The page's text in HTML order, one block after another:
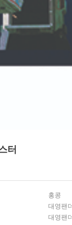
터
홍콩
대영팬
대영팬